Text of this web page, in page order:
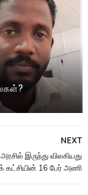
NEXT
இருந்து விலகியது
கட்சியின் 16 பேர் அணி